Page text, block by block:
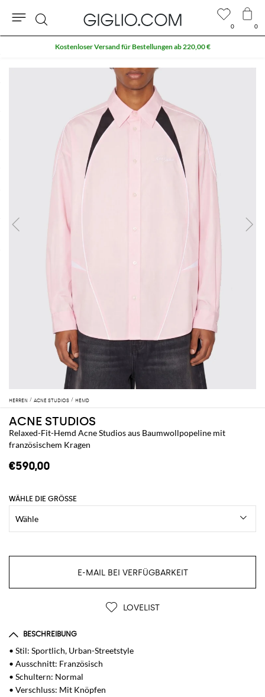
HERREN ACNE STUDIOS HEMD
ACNE STUDIOS
Relaxed-Fit-Hemd Acne Studios aus Baumwollpopeline mit
französischem Kragen
€590,00
WÄHLE DIE GRÖSSE
E-MAIL BEI VERFÜGBARKEIT
LOVELIST
BESCHREIBUNG
• Stil: Sportlich, Urban-Streetstyle
• Ausschnitt: Französisch
• Schultern: Normal
• Verschluss: Mit Knöpfen
0 0
Suche
Kostenloser Versand für Bestellungen ab 220,00 €